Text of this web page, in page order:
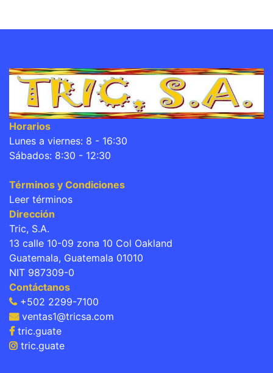
Horarios
Lunes a viernes: 8 - 16:30
Sábados: 8:30 - 12:30
Términos y Condiciones
Leer términos
Dirección
Tric, S.A.
13 calle 10-09 zona 10 Col Oakland
Guatemala, Guatemala 01010
NIT 987309-0
Contáctanos
+502 2299-7100
ventas1@tricsa.com
tric.guate
tric.guate